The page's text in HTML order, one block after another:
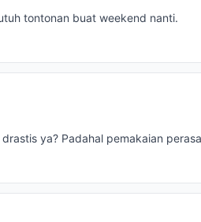
tontonan buat weekend nanti.
ya? Padahal pemakaian